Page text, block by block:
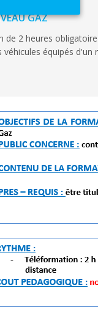
GAZ
de 2 heures
véhicules équipés d'un